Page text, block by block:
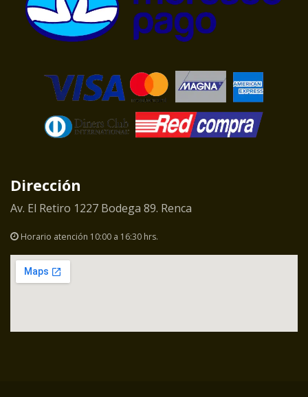
Dirección
Av. El Retiro 1227 Bodega 89. Renca
Horario atención 10:00 a 16:30 hrs.